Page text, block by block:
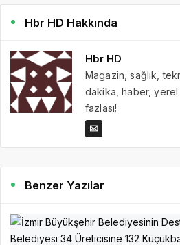
Hbr HD Hakkında
Hbr HD
Magazin, sağlık,
dakika, haber,
fazlası!
Benzer Yazılar